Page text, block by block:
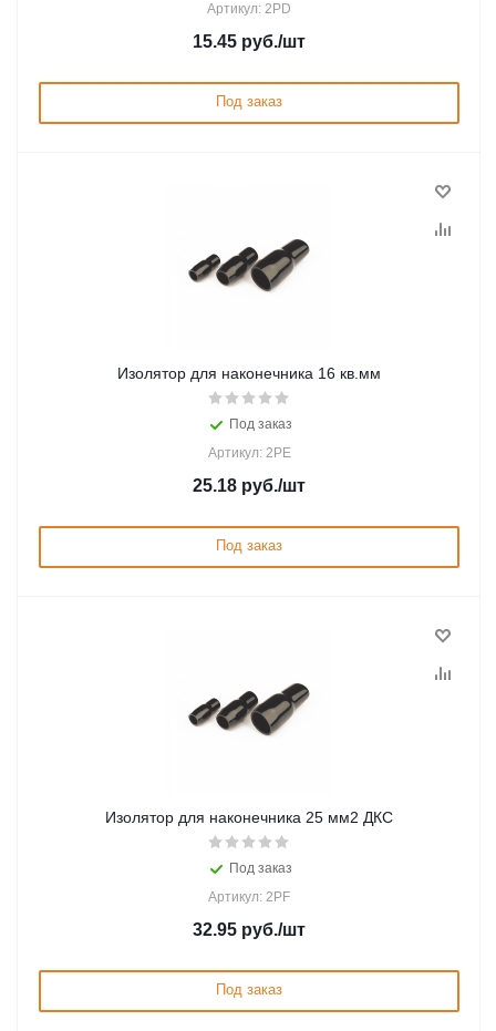
Артикул: 2PD
15.45 руб./шт
Под заказ
Изолятор для наконечника 16 кв.мм
Под заказ
Артикул: 2PE
25.18 руб./шт
Под заказ
Изолятор для наконечника 25 мм2 ДКС
Под заказ
Артикул: 2PF
32.95 руб./шт
Под заказ